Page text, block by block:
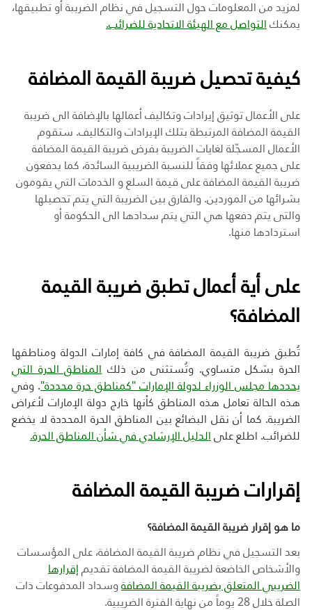
لمزيد من المعلومات حول التسجيل في نظام الضريبة أو تطبيقها،
يمكنك التواصل مع الهيئة الاتحادية للضرائب.
كيفية تحصيل ضريبة القيمة المضافة
على الأعمال توثيق إيرادات وتكاليف أعمالها بالإضافة الى ضريبة
القيمة المضافة المرتبطة بتلك الإيرادات والتكاليف. ستقوم
الأعمال المسجّلة لغايات الضريبة بفرض ضريبة القيمة المضافة
على جميع عملائها وفقاً للنسبة الضريبية السائدة، كما يدفعون
ضريبة القيمة المضافة على قيمة السلع و الخدمات التي يقومون
بشرائها من الموردين. والفارق بين الضريبة التي يتم تحصيلها
والتى يتم دفعها هي التي يتم سدادها الى الحكومة أو
استردادها منها.
على أية أعمال تطبق ضريبة القيمة
المضافة؟
تُطبق ضريبة القيمة المضافة في كافة إمارات الدولة ومناطقها
الحرة بشكل متساوي. وتستثنى من ذلك المناطق الحرة التي
يحددها مجلس الوزراء لدولة الإمارات "كمناطق حرة محددة". وفي
هذه الحالة تعامل هذه المناطق كأنها خارج دولة الإمارات لأغراض
الضريبة. كما أن نقل البضائع بين المناطق الحرة المحددة لا يخضع
للضرائب. اطلع على الدليل الإرشادي في شأن المناطق الحرة.
إقرارات ضريبة القيمة المضافة
ما هو إقرار ضريبة القيمة المضافة؟
بعد التسجيل في نظام ضريبة القيمة المضافة، على المؤسسات
والأشخاص الخاضعة لضريبة القيمة المضافة تقديم إقرارها
الضريبي المتعلق بضريبة القيمة المضافةوسداد المدفوعات ذات
الصلة خلال 28 يوماً من نهاية الفترة الضريبية.